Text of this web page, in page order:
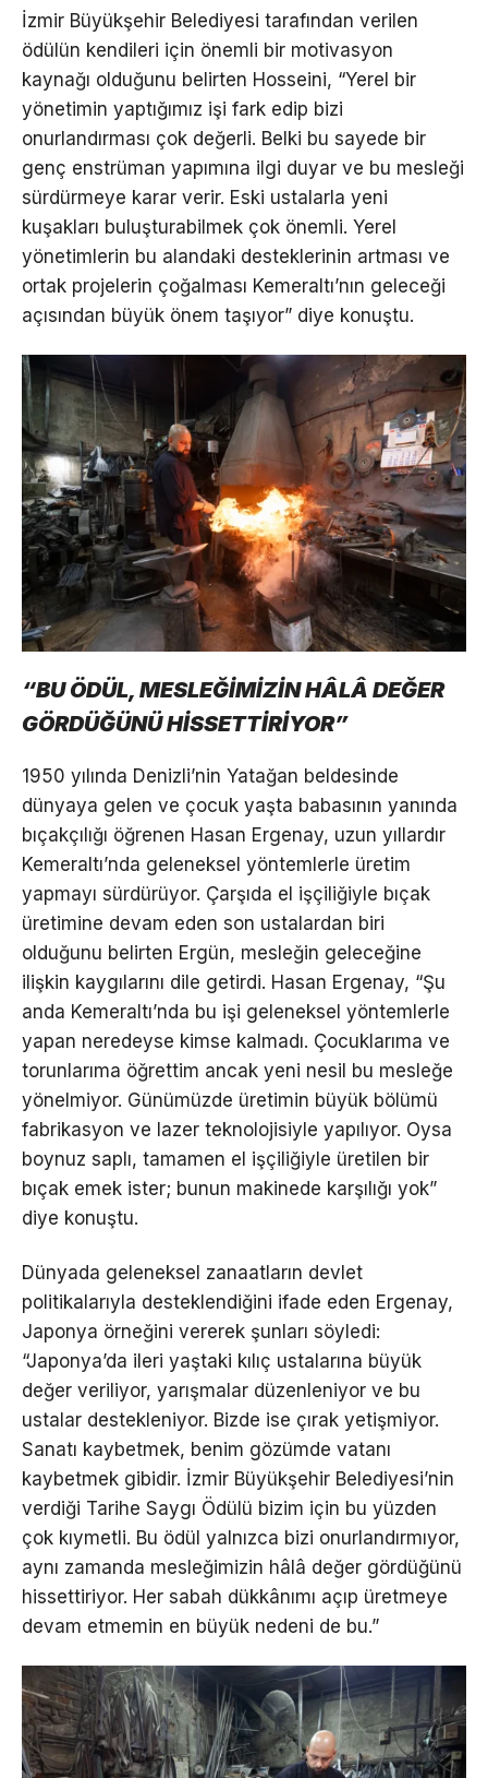
İzmir Büyükşehir Belediyesi tarafından verilen
ödülün kendileri için önemli bir motivasyon
kaynağı olduğunu belirten Hosseini, “Yerel bir
yönetimin yaptığımız işi fark edip bizi
onurlandırması çok değerli. Belki bu sayede bir
genç enstrüman yapımına ilgi duyar ve bu mesleği
sürdürmeye karar verir. Eski ustalarla yeni
kuşakları buluşturabilmek çok önemli. Yerel
yönetimlerin bu alandaki desteklerinin artması ve
ortak projelerin çoğalması Kemeraltı’nın geleceği
açısından büyük önem taşıyor” diye konuştu.
“BU ÖDÜL, MESLEĞİMİZİN HÂLÂ DEĞER
GÖRDÜĞÜNÜ HİSSETTİRİYOR”
1950 yılında Denizli’nin Yatağan beldesinde
dünyaya gelen ve çocuk yaşta babasının yanında
bıçakçılığı öğrenen Hasan Ergenay, uzun yıllardır
Kemeraltı’nda geleneksel yöntemlerle üretim
yapmayı sürdürüyor. Çarşıda el işçiliğiyle bıçak
üretimine devam eden son ustalardan biri
olduğunu belirten Ergün, mesleğin geleceğine
ilişkin kaygılarını dile getirdi. Hasan Ergenay, “Şu
anda Kemeraltı’nda bu işi geleneksel yöntemlerle
yapan neredeyse kimse kalmadı. Çocuklarıma ve
torunlarıma öğrettim ancak yeni nesil bu mesleğe
yönelmiyor. Günümüzde üretimin büyük bölümü
fabrikasyon ve lazer teknolojisiyle yapılıyor. Oysa
boynuz saplı, tamamen el işçiliğiyle üretilen bir
bıçak emek ister; bunun makinede karşılığı yok”
diye konuştu.
Dünyada geleneksel zanaatların devlet
politikalarıyla desteklendiğini ifade eden Ergenay,
Japonya örneğini vererek şunları söyledi:
“Japonya’da ileri yaştaki kılıç ustalarına büyük
değer veriliyor, yarışmalar düzenleniyor ve bu
ustalar destekleniyor. Bizde ise çırak yetişmiyor.
Sanatı kaybetmek, benim gözümde vatanı
kaybetmek gibidir. İzmir Büyükşehir Belediyesi’nin
verdiği Tarihe Saygı Ödülü bizim için bu yüzden
çok kıymetli. Bu ödül yalnızca bizi onurlandırmıyor,
aynı zamanda mesleğimizin hâlâ değer gördüğünü
hissettiriyor. Her sabah dükkânımı açıp üretmeye
devam etmemin en büyük nedeni de bu.”